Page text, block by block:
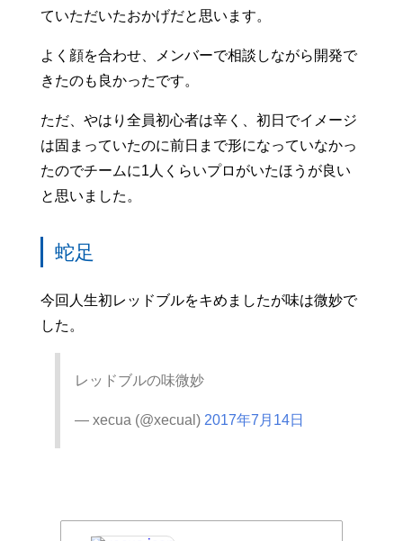
ていただいたおかげだと思います。
よく顔を合わせ、メンバーで相談しながら開発で
きたのも良かったです。
ただ、やはり全員初心者は辛く、初日でイメージ
は固まっていたのに前日まで形になっていなかっ
たのでチームに1人くらいプロがいたほうが良い
と思いました。
蛇足
今回人生初レッドブルをキめましたが味は微妙で
した。
レッドブルの味微妙
— xecua (@xecual) 2017年7月14日